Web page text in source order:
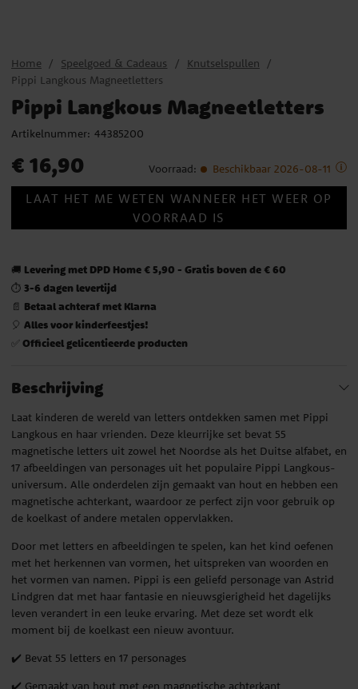
Home Speelgoed & Cadeaus
Knutselspullen
Pippi Langkous Magneetletters
Pippi Langkous Magneetletters
Artikelnummer: 44385200
Prijs: € 16,90
€ 16,90 Voorraad: Beschikbaar 2026-08-11
LAAT HET ME WETEN WANNEER HET WEER OP
VOORRAAD IS
🚚 Levering met DPD Home € 5,90 - Gratis boven de € 60
⏱️ 3-6 dagen levertijd
📄 Betaal achteraf met Klarna
🎈 Alles voor kinderfeestjes!
✅ Officieel gelicentieerde producten
Beschrijving
Laat kinderen de wereld van letters ontdekken samen met Pippi
Langkous en haar vrienden. Deze kleurrijke set bevat 55
magnetische letters uit zowel het Noordse als het Duitse alfabet, en
17 afbeeldingen van personages uit het populaire Pippi Langkous-
universum. Alle onderdelen zijn gemaakt van hout en hebben een
magnetische achterkant, waardoor ze perfect zijn voor gebruik op
de koelkast of andere metalen oppervlakken.
Door met letters en afbeeldingen te spelen, kan het kind oefenen
met het herkennen van vormen, het uitspreken van woorden en
het vormen van namen. Pippi is een geliefd personage van Astrid
Lindgren dat met haar fantasie en nieuwsgierigheid het dagelijks
leven verandert in een leuke ervaring. Met deze set wordt elk
moment bij de koelkast een nieuw avontuur.
✔️ Bevat 55 letters en 17 personages
✔️ Gemaakt van hout met een magnetische achterkant